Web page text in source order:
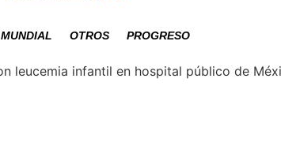
MUNDIAL OTROS PROGRESO